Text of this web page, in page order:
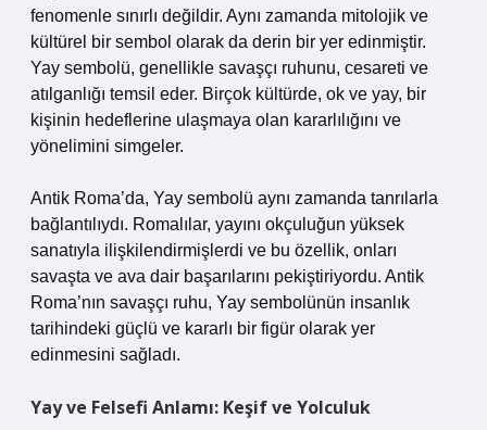
fenomenle sınırlı değildir. Aynı zamanda mitolojik ve
kültürel bir sembol olarak da derin bir yer edinmiştir.
Yay sembolü, genellikle savaşçı ruhunu, cesareti ve
atılganlığı temsil eder. Birçok kültürde, ok ve yay, bir
kişinin hedeflerine ulaşmaya olan kararlılığını ve
yönelimini simgeler.
Antik Roma’da, Yay sembolü aynı zamanda tanrılarla
bağlantılıydı. Romalılar, yayını okçuluğun yüksek
sanatıyla ilişkilendirmişlerdi ve bu özellik, onları
savaşta ve ava dair başarılarını pekiştiriyordu. Antik
Roma’nın savaşçı ruhu, Yay sembolünün insanlık
tarihindeki güçlü ve kararlı bir figür olarak yer
edinmesini sağladı.
Yay ve Felsefi Anlamı: Keşif ve Yolculuk